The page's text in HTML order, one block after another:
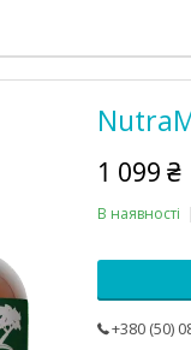
1 099 ₴
В наявності
+380 (50)